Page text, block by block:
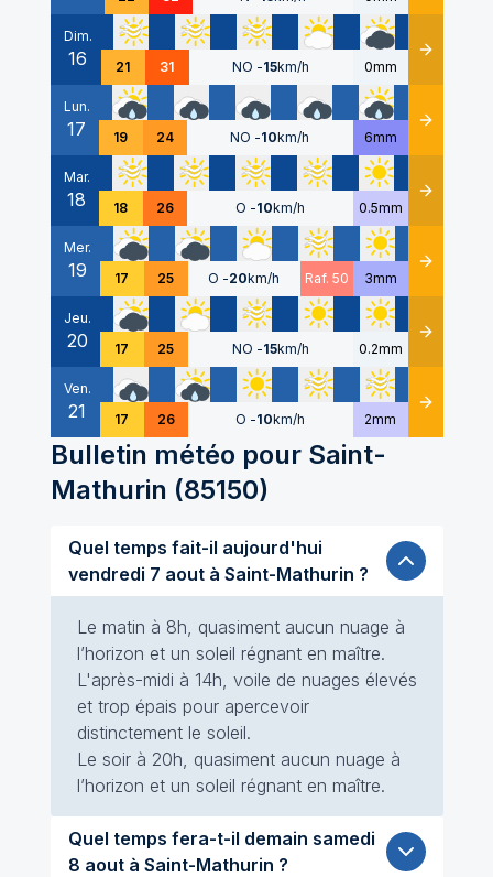
Dim.
16 21 31 NO -15km/h 0mm Détails
Lun.
17 19 24 NO -10km/h 6mm Détails
Mar.
18 18 26 O -10km/h 0.5mm Détails
Mer.
19 17 25 O -20km/h Raf. 50 3mm Détails
Jeu.
20 17 25 NO -15km/h 0.2mm Détails
Ven.
21 17 26 O -10km/h 2mm Détails
Bulletin météo pour Saint-
Mathurin (85150)
Quel temps fait-il aujourd'hui
vendredi 7 aout à Saint-Mathurin ?
Le matin à 8h, quasiment aucun nuage à
l’horizon et un soleil régnant en maître.
L'après-midi à 14h, voile de nuages élevés
et trop épais pour apercevoir
distinctement le soleil.
Le soir à 20h, quasiment aucun nuage à
l’horizon et un soleil régnant en maître.
Quel temps fera-t-il demain samedi
8 aout à Saint-Mathurin ?